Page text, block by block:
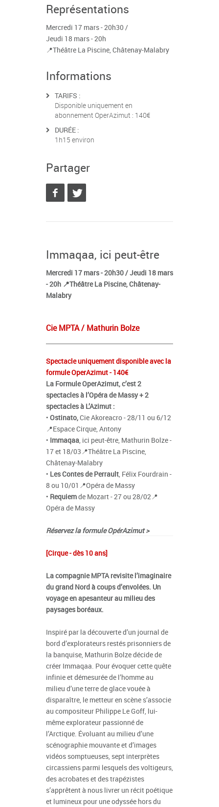
Représentations
Mercredi 17 mars - 20h30 /
Jeudi 18 mars - 20h
📍Théâtre La Piscine, Châtenay-Malabry
Informations
TARIFS :
Disponible uniquement en
abonnement OperAzimut : 140€
DURÉE :
1h15 environ
Partager
Immaqaa, ici peut-être
Mercredi 17 mars - 20h30 / Jeudi 18 mars
- 20h 📍Théâtre La Piscine, Châtenay-
Malabry
Cie MPTA / Mathurin Bolze
Spectacle uniquement disponible avec la
formule OperAzimut - 140€
La Formule OperAzimut, c’est 2
spectacles à l’Opéra de Massy + 2
spectacles à L’Azimut :
• Ostinato,Cie Akoreacro - 28/11 ou 6/12
📍Espace Cirque, Antony
• Immaqaa , ici peut-être, Mathurin Bolze -
17 et 18/03📍Théâtre La Piscine,
Châtenay-Malabry
• Les Contes de Perrault , Félix Fourdrain -
8 ou 10/01📍Opéra de Massy
• Requiemde Mozart - 27 ou 28/02📍
Opéra de Massy
Réservez la formuleOpérAzimut >
[Cirque - dès 10 ans]
La compagnie MPTA revisite l’imaginaire
du grand Nord à coups d’envolées. Un
voyage en apesanteur au milieu des
paysages boréaux.
Inspiré par la découverte d’un journal de
bord d’explorateurs restés prisonniers de
la banquise, Mathurin Bolze décide de
créer Immaqaa. Pour évoquer cette quête
infinie et démesurée de l’homme au
milieu d’une terre de glace vouée à
disparaître, le metteur en scène s’associe
au compositeur Philippe Le Goff, lui-
même explorateur passionné de
l’Arctique. Évoluant au milieu d’une
scénographie mouvante et d’images
vidéos somptueuses, sept interprètes
circassiens parmi lesquels des voltigeurs,
des acrobates et des trapézistes
s’apprêtent à nous livrer un récit poétique
et lumineux pour une odyssée hors du